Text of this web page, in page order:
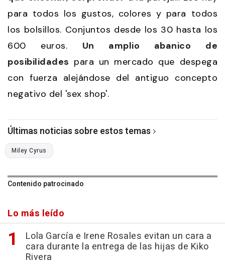
para todos los gustos, colores y para todos
los bolsillos. Conjuntos desde los 30 hasta los
600 euros. Un amplio abanico de
posibilidades para un mercado que despega
con fuerza alejándose del antiguo concepto
negativo del 'sex shop'.
Últimas noticias sobre estos temas
Miley Cyrus
Contenido patrocinado
Lo más leído
Lola García e Irene Rosales evitan un cara a
cara durante la entrega de las hijas de Kiko
Rivera